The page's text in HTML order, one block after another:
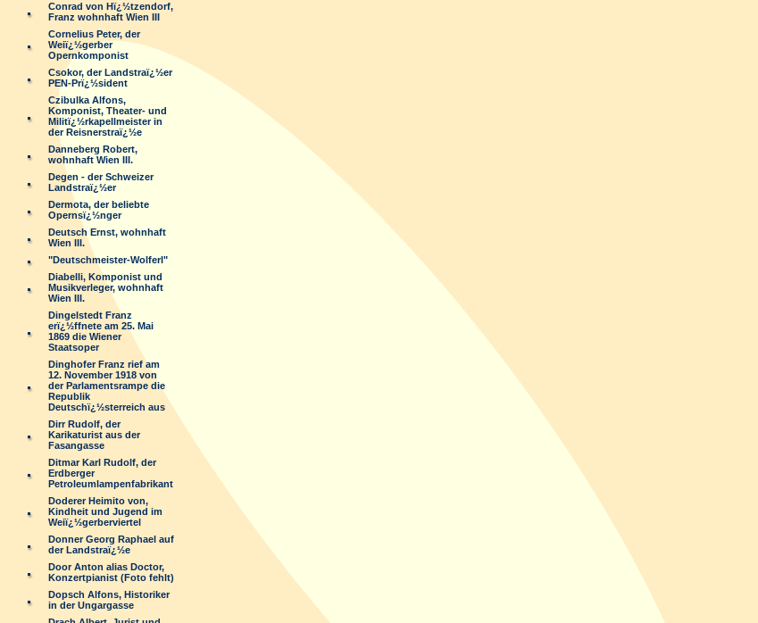
Conrad von Hï¿½tzendorf,
Franz wohnhaft Wien III
Cornelius Peter, der
Weiï¿½gerber
Opernkomponist
Csokor, der Landstraï¿½er
PEN-Prï¿½sident
Czibulka Alfons,
Komponist, Theater- und
Militï¿½rkapellmeister in
der Reisnerstraï¿½e
Danneberg Robert,
wohnhaft Wien III.
Degen - der Schweizer
Landstraï¿½er
Dermota, der beliebte
Opernsï¿½nger
Deutsch Ernst, wohnhaft
Wien III.
"Deutschmeister-Wolferl"
Diabelli, Komponist und
Musikverleger, wohnhaft
Wien III.
Dingelstedt Franz
erï¿½ffnete am 25. Mai
1869 die Wiener
Staatsoper
Dinghofer Franz rief am
12. November 1918 von
der Parlamentsrampe die
Republik
Deutschï¿½sterreich aus
Dirr Rudolf, der
Karikaturist aus der
Fasangasse
Ditmar Karl Rudolf, der
Erdberger
Petroleumlampenfabrikant
Doderer Heimito von,
Kindheit und Jugend im
Weiï¿½gerberviertel
Donner Georg Raphael auf
der Landstraï¿½e
Door Anton alias Doctor,
Konzertpianist (Foto fehlt)
Dopsch Alfons, Historiker
in der Ungargasse